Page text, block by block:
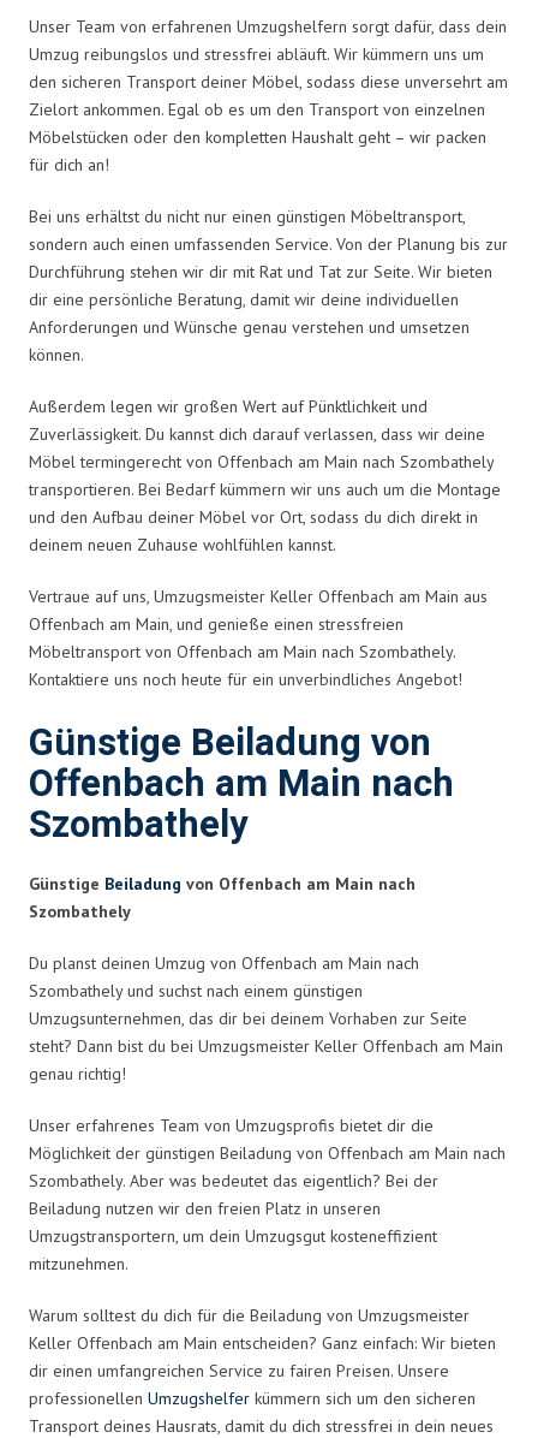
Unser Team von erfahrenen Umzugshelfern sorgt dafür, dass dein
Umzug reibungslos und stressfrei abläuft. Wir kümmern uns um
den sicheren Transport deiner Möbel, sodass diese unversehrt am
Zielort ankommen. Egal ob es um den Transport von einzelnen
Möbelstücken oder den kompletten Haushalt geht – wir packen
für dich an!
Bei uns erhältst du nicht nur einen günstigen Möbeltransport,
sondern auch einen umfassenden Service. Von der Planung bis zur
Durchführung stehen wir dir mit Rat und Tat zur Seite. Wir bieten
dir eine persönliche Beratung, damit wir deine individuellen
Anforderungen und Wünsche genau verstehen und umsetzen
können.
Außerdem legen wir großen Wert auf Pünktlichkeit und
Zuverlässigkeit. Du kannst dich darauf verlassen, dass wir deine
Möbel termingerecht von Offenbach am Main nach Szombathely
transportieren. Bei Bedarf kümmern wir uns auch um die Montage
und den Aufbau deiner Möbel vor Ort, sodass du dich direkt in
deinem neuen Zuhause wohlfühlen kannst.
Vertraue auf uns, Umzugsmeister Keller Offenbach am Main aus
Offenbach am Main, und genieße einen stressfreien
Möbeltransport von Offenbach am Main nach Szombathely.
Kontaktiere uns noch heute für ein unverbindliches Angebot!
Günstige Beiladung von
Offenbach am Main nach
Szombathely
Günstige Beiladung von Offenbach am Main nach
Szombathely
Du planst deinen Umzug von Offenbach am Main nach
Szombathely und suchst nach einem günstigen
Umzugsunternehmen, das dir bei deinem Vorhaben zur Seite
steht? Dann bist du bei Umzugsmeister Keller Offenbach am Main
genau richtig!
Unser erfahrenes Team von Umzugsprofis bietet dir die
Möglichkeit der günstigen Beiladung von Offenbach am Main nach
Szombathely. Aber was bedeutet das eigentlich? Bei der
Beiladung nutzen wir den freien Platz in unseren
Umzugstransportern, um dein Umzugsgut kosteneffizient
mitzunehmen.
Warum solltest du dich für die Beiladung von Umzugsmeister
Keller Offenbach am Main entscheiden? Ganz einfach: Wir bieten
dir einen umfangreichen Service zu fairen Preisen. Unsere
professionellen Umzugshelfer kümmern sich um den sicheren
Transport deines Hausrats, damit du dich stressfrei in dein neues